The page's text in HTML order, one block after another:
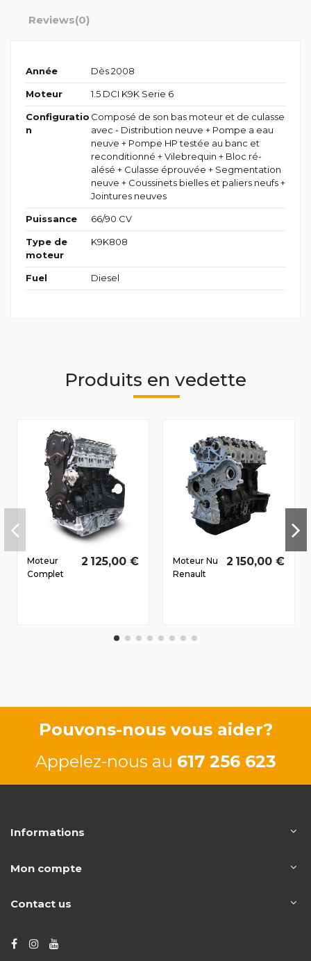
Reviews(0)
Année Dès 2008
Moteur 1.5 DCI K9K Serie 6
Configuratio
n
Composé de son bas moteur et de culasse
avec - Distribution neuve + Pompe a eau
neuve + Pompe HP testée au banc et
reconditionné + Vilebrequin + Bloc ré-
alésé + Culasse éprouvée + Segmentation
neuve + Coussinets bielles et paliers neufs +
Jointures neuves
Puissance 66/90 CV
Type de
moteur
K9K808
Fuel Diesel
Produits en vedette
Moteur
Complet
2 125,00 €
Moteur Nu
Renault
110/150 CV
2 150,00 €
Pouvons-nous vous aider?
Appelez-nous au 617 256 623
Informations
Mon compte
Contact us